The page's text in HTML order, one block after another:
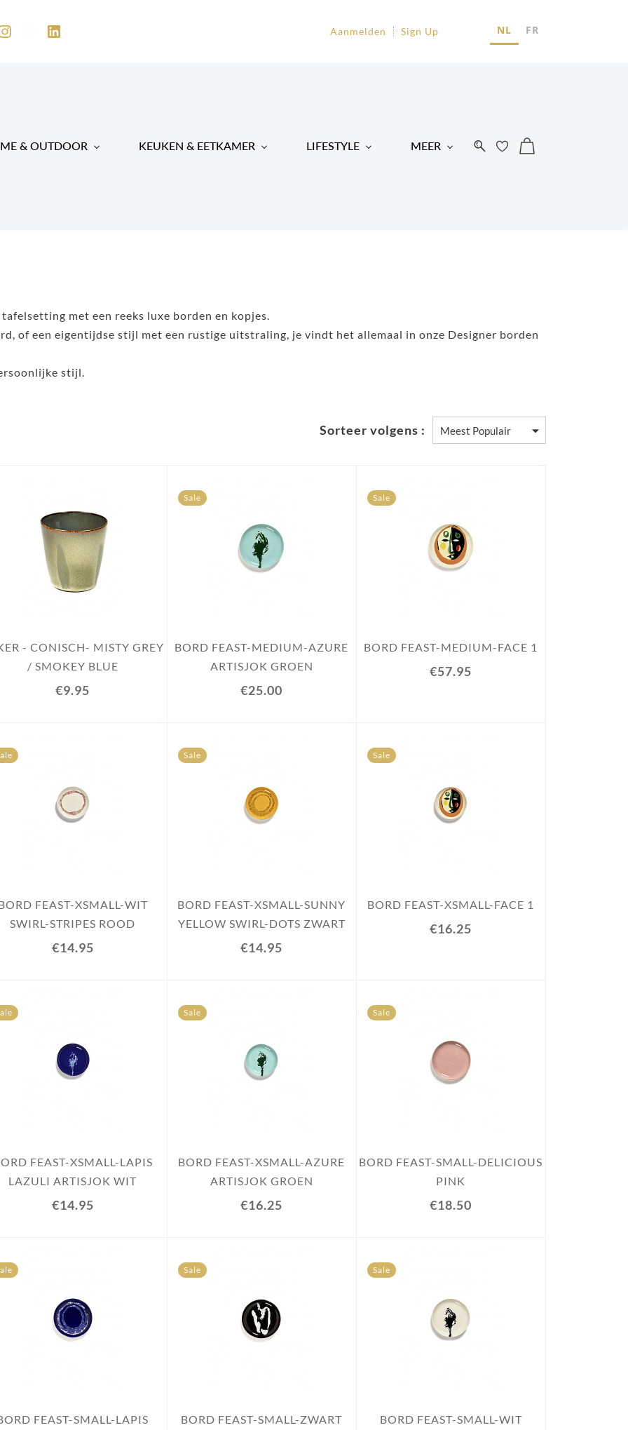
Aanmelden Sign Up NL FR
& OUTDOOR KEUKEN & EETKAMER LIFESTYLE MEER
met een reeks luxe borden en kopjes.
of een eigentijdse stijl met een rustige uitstraling, je vindt het allemaal in onze Designer borden
stijl.
Sorteer volgens :
- CONISCH- MISTY GREY
/ SMOKEY BLUE
€9.95
Sale
BORD FEAST-MEDIUM-AZURE
ARTISJOK GROEN
€25.00
Sale
BORD FEAST-MEDIUM-FACE 1
€57.95
FEAST-XSMALL-WIT
SWIRL-STRIPES ROOD
€14.95
Sale
BORD FEAST-XSMALL-SUNNY
YELLOW SWIRL-DOTS ZWART
€14.95
Sale
BORD FEAST-XSMALL-FACE 1
€16.25
FEAST-XSMALL-LAPIS
LAZULI ARTISJOK WIT
€14.95
Sale
BORD FEAST-XSMALL-AZURE
ARTISJOK GROEN
€16.25
Sale
BORD FEAST-SMALL-DELICIOUS
PINK
€18.50
FEAST-SMALL-LAPIS
Sale
BORD FEAST-SMALL-ZWART
Sale
BORD FEAST-SMALL-WIT